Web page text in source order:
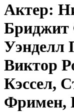
Актер:
Бриджит
Уэнделл
Виктор
Кэссел,
Фримен,